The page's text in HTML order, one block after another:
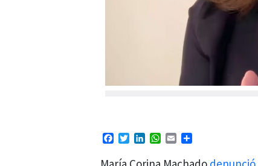
Facebook
TwitterLinkedIn
WhatsApp
Email